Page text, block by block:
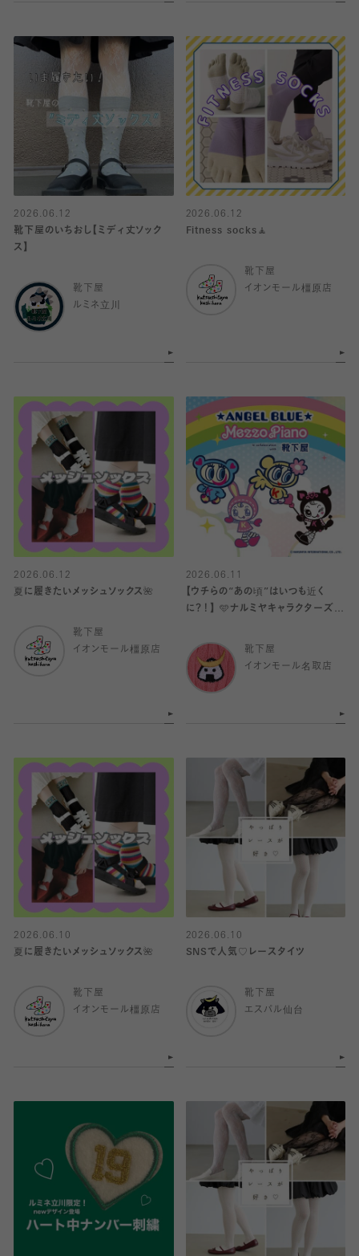
2026.06.12
靴下屋のいちおし【ミディ丈ソック
ス】
靴下屋
ルミネ立川
2026.06.12
Fitness socks🧘
靴下屋
イオンモール橿原店
2026.06.12
夏に履きたいメッシュソックス🌺
靴下屋
イオンモール橿原店
2026.06.11
【ウチらの“あの頃”はいつも近く
に？！】 🩵ナルミヤキャラクターズ×
靴下屋
イオンモール名取店
2026.06.10
夏に履きたいメッシュソックス🌺
靴下屋
イオンモール橿原店
2026.06.10
SNSで人気♡レースタイツ
靴下屋
エスパル仙台